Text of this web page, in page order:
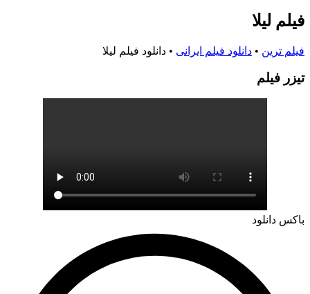
فیلم لیلا
فیلم ترین • دانلود فیلم ایرانی • دانلود فیلم لیلا
تيزر فيلم
باکس دانلود